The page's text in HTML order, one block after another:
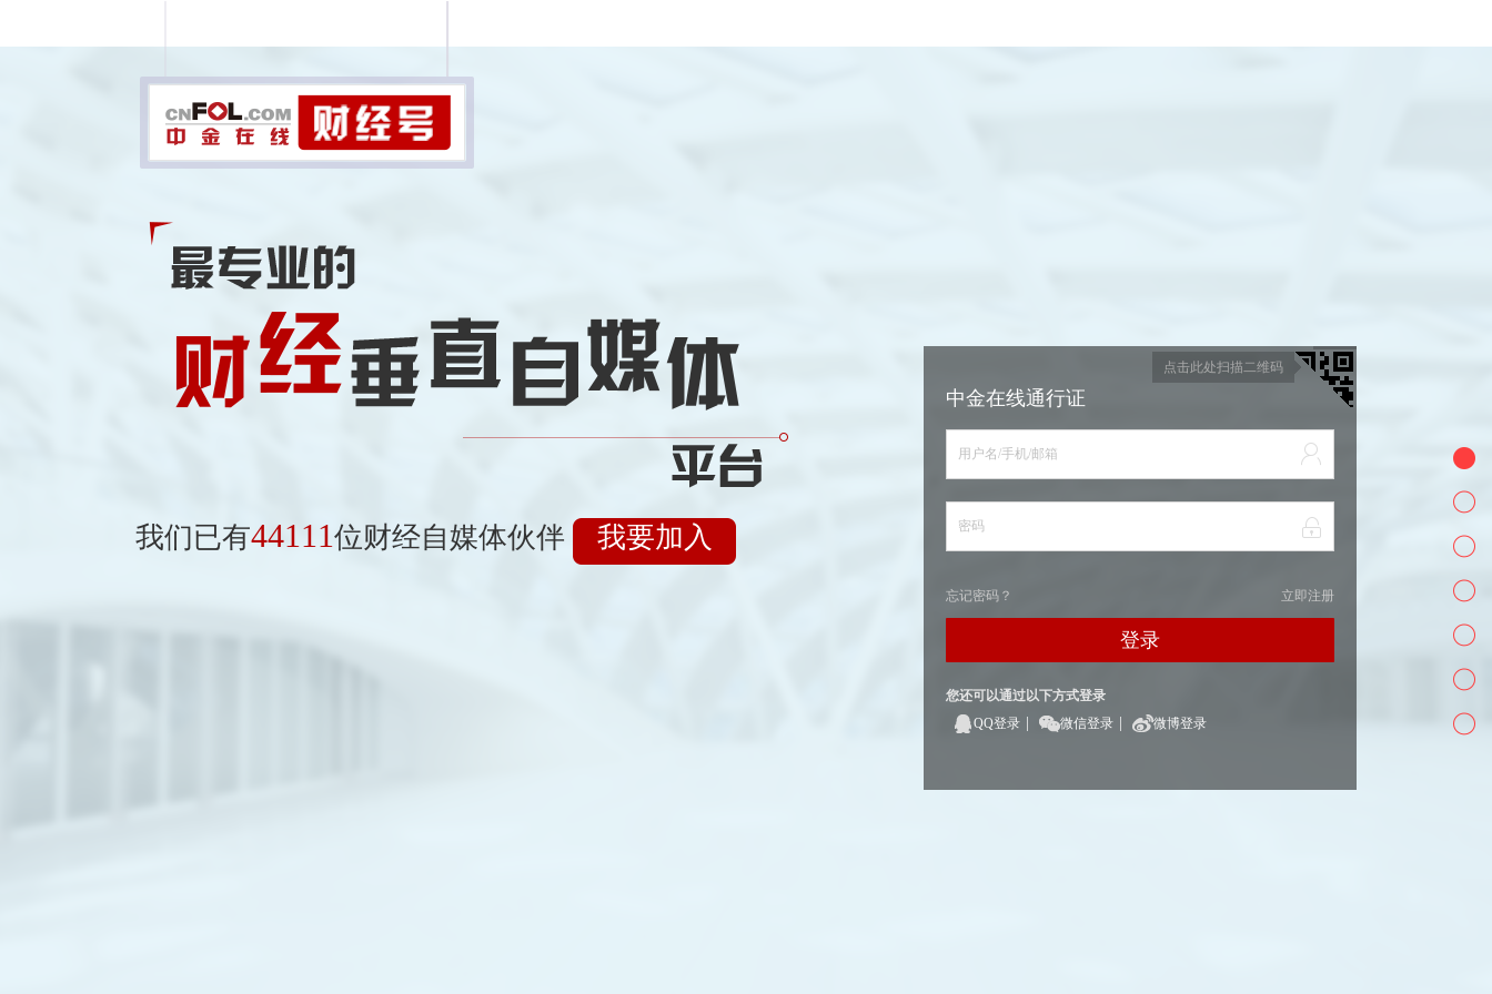
我们已有44111位财经自媒体伙伴 我要加入
点击此处扫描二维码
中金在线通行证
用户名/手机/邮箱
密码
立即注册
忘记密码？
登录
您还可以通过以下方式登录
QQ登录
微信登录 微博登录